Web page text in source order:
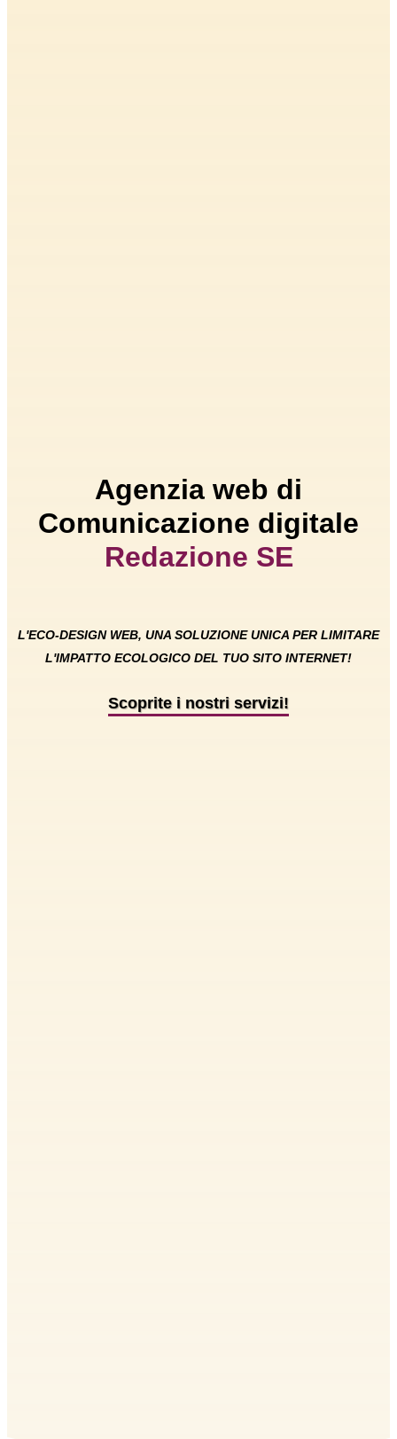
Agenzia web di
Comunicazione digitale
Redazione SEO
L'ECO-DESIGN WEB, UNA SOLUZIONE UNICA PER LIMITARE
L'IMPATTO ECOLOGICO DEL TUO SITO INTERNET!
Scoprite i nostri servizi!